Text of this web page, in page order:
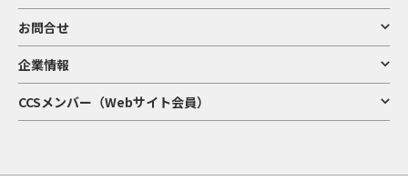
お問合せ
企業情報
CCSメンバー（Webサイト会員）